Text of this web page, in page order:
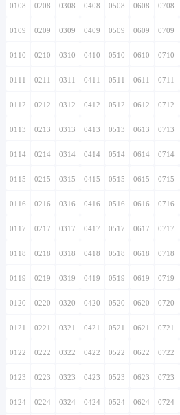
0108 0208 0308 0408 0508 0608 0708
0109 0209 0309 0409 0509 0609 0709
0110 0210 0310 0410 0510 0610 0710
0111 0211 0311 0411 0511 0611 0711
0112 0212 0312 0412 0512 0612 0712
0113 0213 0313 0413 0513 0613 0713
0114 0214 0314 0414 0514 0614 0714
0115 0215 0315 0415 0515 0615 0715
0116 0216 0316 0416 0516 0616 0716
0117 0217 0317 0417 0517 0617 0717
0118 0218 0318 0418 0518 0618 0718
0119 0219 0319 0419 0519 0619 0719
0120 0220 0320 0420 0520 0620 0720
0121 0221 0321 0421 0521 0621 0721
0122 0222 0322 0422 0522 0622 0722
0123 0223 0323 0423 0523 0623 0723
0124 0224 0324 0424 0524 0624 0724